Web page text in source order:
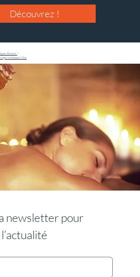
Découvrez !
Beziers /
tantriques Vias
newsletter pour